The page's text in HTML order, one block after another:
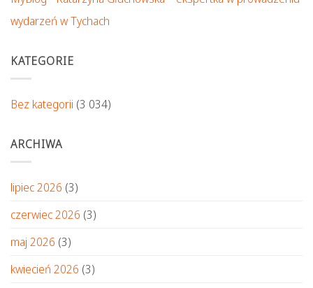
wydarzeń w Tychach
KATEGORIE
Bez kategorii (3 034)
ARCHIWA
lipiec 2026 (3)
czerwiec 2026 (3)
maj 2026 (3)
kwiecień 2026 (3)